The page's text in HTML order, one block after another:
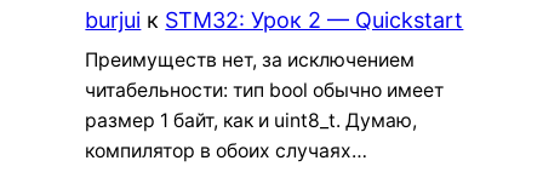
burjui к STM32: Урок 2 — Quickstart
Преимуществ нет, за исключением
читабельности: тип bool обычно имеет
размер 1 байт, как и uint8_t. Думаю,
компилятор в обоих случаях…